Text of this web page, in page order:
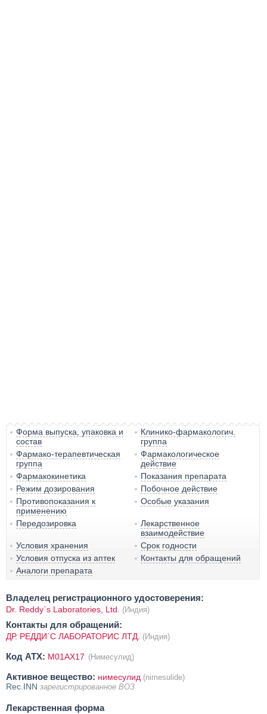
Форма выпуска, упаковка и
состав
Клинико-фармакологич.
группа
Фармако-терапевтическая
группа
Фармакологическое
действие
Фармакокинетика
Показания препарата
Режим дозирования
Побочное действие
Противопоказания к
применению
Особые указания
Передозировка
Лекарственное
взаимодействие
Условия хранения
Срок годности
Условия отпуска из аптек
Контакты для обращений
Аналоги препарата
Владелец регистрационного удостоверения:
Dr. Reddy`s Laboratories, Ltd. (Индия)
Контакты для обращений:
ДР. РЕДДИ`С ЛАБОРАТОРИС ЛТД. (Индия)
Код ATX: M01AX17 (Нимесулид)
Активное вещество: нимесулид (nimesulide)
Rec.INN зарегистрированное ВОЗ
Лекарственная форма